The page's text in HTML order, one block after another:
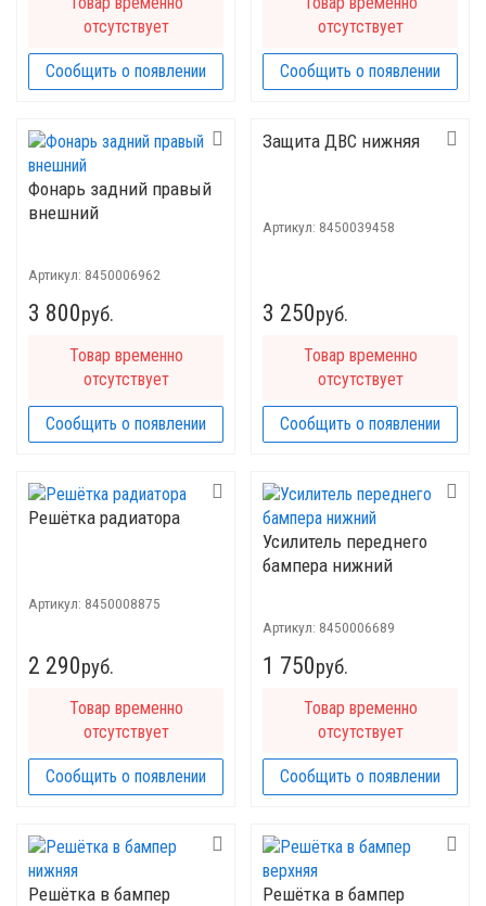
отсутствует
Сообщить о появлении
отсутствует
Сообщить о появлении
Фонарь задний правый
внешний
Артикул: 8450006962
3 800руб.
Товар временно
отсутствует
Сообщить о появлении
Защита ДВС нижняя
Артикул: 8450039458
3 250руб.
Товар временно
отсутствует
Сообщить о появлении
Решётка радиатора
Артикул: 8450008875
2 290руб.
Товар временно
отсутствует
Сообщить о появлении
Усилитель переднего
бампера нижний
Артикул: 8450006689
1 750руб.
Товар временно
отсутствует
Сообщить о появлении
Решётка в бампер
Решётка в бампер